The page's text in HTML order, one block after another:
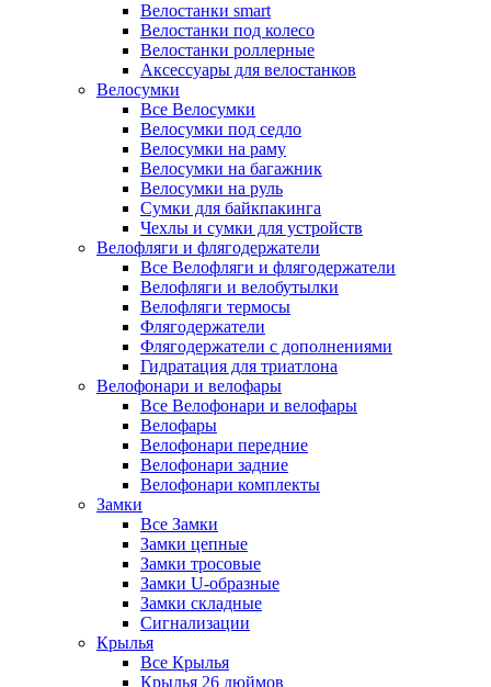
Велостанки smart
Велостанки под колесо
Велостанки роллерные
Аксессуары для велостанков
Велосумки
Все Велосумки
Велосумки под седло
Велосумки на раму
Велосумки на багажник
Велосумки на руль
Сумки для байкпакинга
Чехлы и сумки для устройств
Велофляги и флягодержатели
Все Велофляги и флягодержатели
Велофляги и велобутылки
Велофляги термосы
Флягодержатели
Флягодержатели с дополнениями
Гидратация для триатлона
Велофонари и велофары
Все Велофонари и велофары
Велофары
Велофонари передние
Велофонари задние
Велофонари комплекты
Замки
Все Замки
Замки цепные
Замки тросовые
Замки U-образные
Замки складные
Сигнализации
Крылья
Все Крылья
Крылья 26 дюймов